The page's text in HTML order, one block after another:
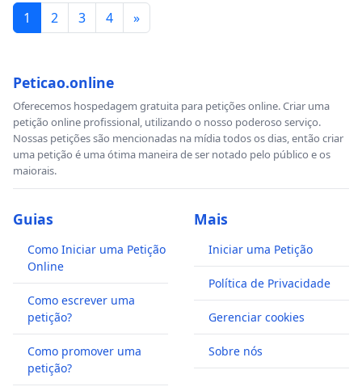
1 2 3 4 »
Peticao.online
Oferecemos hospedagem gratuita para petições online. Criar uma
petição online profissional, utilizando o nosso poderoso serviço.
Nossas petições são mencionadas na mídia todos os dias, então criar
uma petição é uma ótima maneira de ser notado pelo público e os
maiorais.
Guias
Como Iniciar uma Petição
Online
Como escrever uma
petição?
Como promover uma
petição?
Mais
Iniciar uma Petição
Política de Privacidade
Gerenciar cookies
Sobre nós